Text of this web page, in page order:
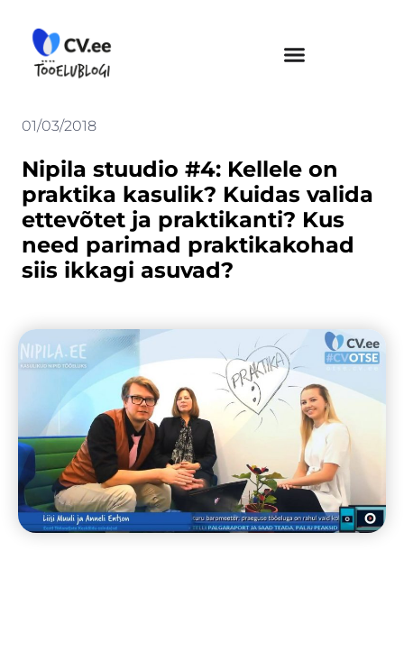
content
01/03/2018
Nipila stuudio #4: Kellele on
praktika kasulik? Kuidas valida
ettevõtet ja praktikanti? Kus
need parimad praktikakohad
siis ikkagi asuvad?